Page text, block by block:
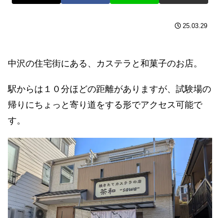
25.03.29
中沢の住宅街にある、カステラと和菓子のお店。
駅からは１０分ほどの距離がありますが、試験場の
帰りにちょっと寄り道をする形でアクセス可能で
す。